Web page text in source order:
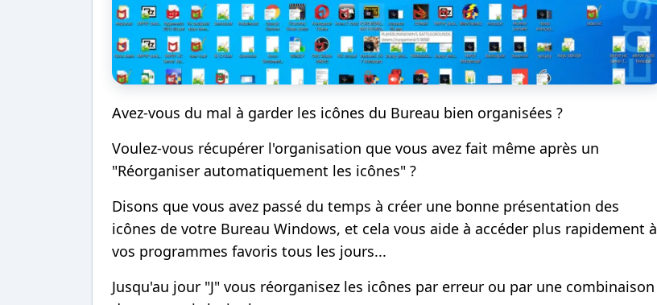
Avez-vous du mal à garder les icônes du Bureau bien organisées ?
Voulez-vous récupérer l'organisation que vous avez fait même après un
"Réorganiser automatiquement les icônes" ?
Disons que vous avez passé du temps à créer une bonne présentation des
icônes de votre Bureau Windows, et cela vous aide à accéder plus rapidement à
vos programmes favoris tous les jours...
Jusqu'au jour "J" vous réorganisez les icônes par erreur ou par une combinaison